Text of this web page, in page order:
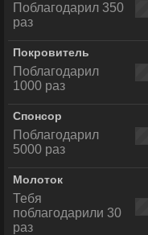
Поблагодарил 350
раз
Покровитель
Поблагодарил
1000 раз
Спонсор
Поблагодарил
5000 раз
Молоток
Тебя
поблагодарили 30
раз